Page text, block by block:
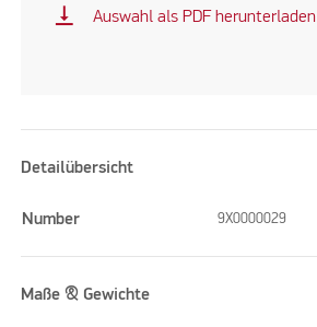
vertical_align_bottom Auswahl als PDF herunterladen
Detailübersicht
Number 9X0000029
Maße & Gewichte